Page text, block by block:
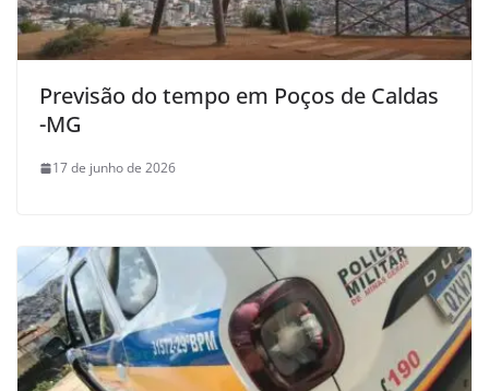
Previsão do tempo em Poços de Caldas
-MG
17 de junho de 2026